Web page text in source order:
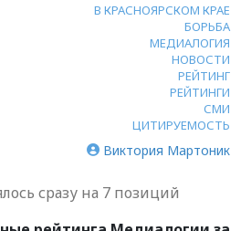
В КРАСНОЯРСКОМ КРАЕ
БОРЬБА
МЕДИАЛОГИЯ
НОВОСТИ
РЕЙТИНГ
РЕЙТИНГИ
СМИ
ЦИТИРУЕМОСТЬ
Виктория Мартоник
сразу на 7 позиций